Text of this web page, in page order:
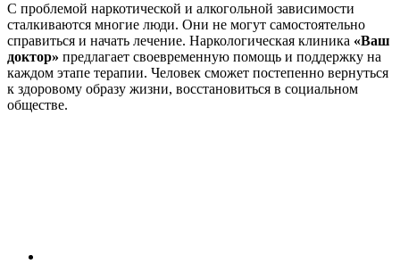
С проблемой наркотической и алкогольной зависимости
сталкиваются многие люди. Они не могут самостоятельно
справиться и начать лечение. Наркологическая клиника «Ваш
доктор» предлагает своевременную помощь и поддержку на
каждом этапе терапии. Человек сможет постепенно вернуться
к здоровому образу жизни, восстановиться в социальном
обществе.